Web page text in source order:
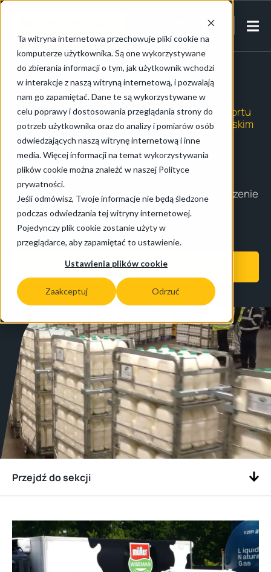
Ta witryna internetowa przechowuje pliki cookie na
komputerze użytkownika. Są one wykorzystywane
do zbierania informacji o tym, jak użytkownik wchodzi
w interakcje z naszą witryną internetową, i pozwalają
nam go zapamiętać. Dane te są wykorzystywane w
celu poprawy i dostosowania przeglądania strony do
potrzeb użytkownika oraz do analizy i pomiarów osób
odwiedzających naszą witrynę internetową i inne
media. Więcej informacji na temat wykorzystywania
plików cookie można znaleźć w naszej Polityce
prywatności.
Jeśli odmówisz, Twoje informacje nie będą śledzone
podczas odwiedzania tej witryny internetowej.
Pojedynczy plik cookie zostanie użyty w
przeglądarce, aby zapamiętać to ustawienie.
Ustawienia plików cookie
Zaakceptuj Odrzuć
PL-PL
Strona główna/ Przemysł spożywczy/ Mleczarstwo
Mleczarstwo
Tworzenie bezpieczniejszych procesów transportu
materiałów w produkcji i przetwórstwie mleczarskim
Holowniki elektryczne eliminują ręczne przenoszenie
i zwiększają wydajność operacyjną w zakładach
przetwórstwa mleczarskiego.
Send enquiry
Przejdź do sekcji